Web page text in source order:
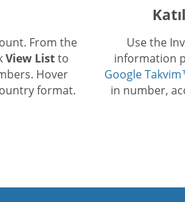
From the
View Listto
Hover
format.
Use the
information
Google
in number,